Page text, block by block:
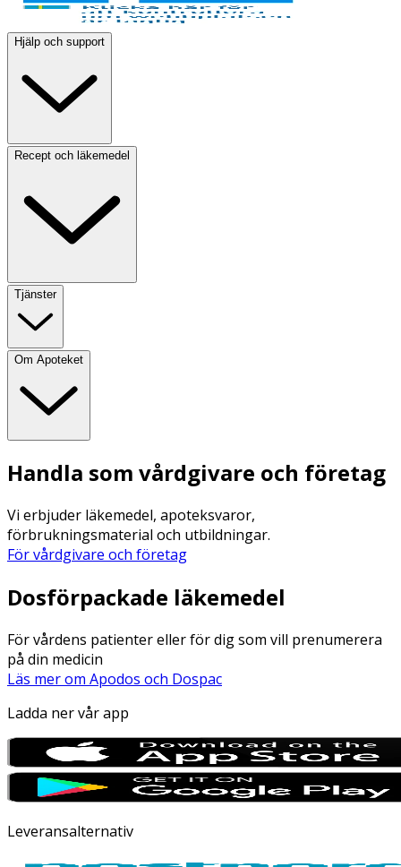
Hjälp och support
Recept och läkemedel
Tjänster
Om Apoteket
Handla som vårdgivare och företag
Vi erbjuder läkemedel, apoteksvaror,
förbrukningsmaterial och utbildningar.
För vårdgivare och företag
Dosförpackade läkemedel
För vårdens patienter eller för dig som vill prenumerera
på din medicin
Läs mer om Apodos och Dospac
Ladda ner vår app
Leveransalternativ